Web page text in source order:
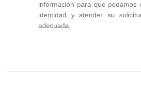
información para que podamos
identidad y atender su
adecuada.